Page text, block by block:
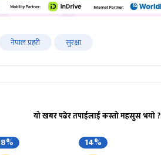
नेपाल प्रहरी सुरक्षा
यो खबर पढेर तपाईलाई कस्तो महसुस भयो ?
14%